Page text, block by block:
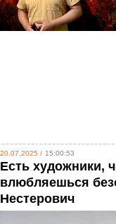
20.07.2025 / 15:00:53
Есть художники,
влюбляешься
Нестерович